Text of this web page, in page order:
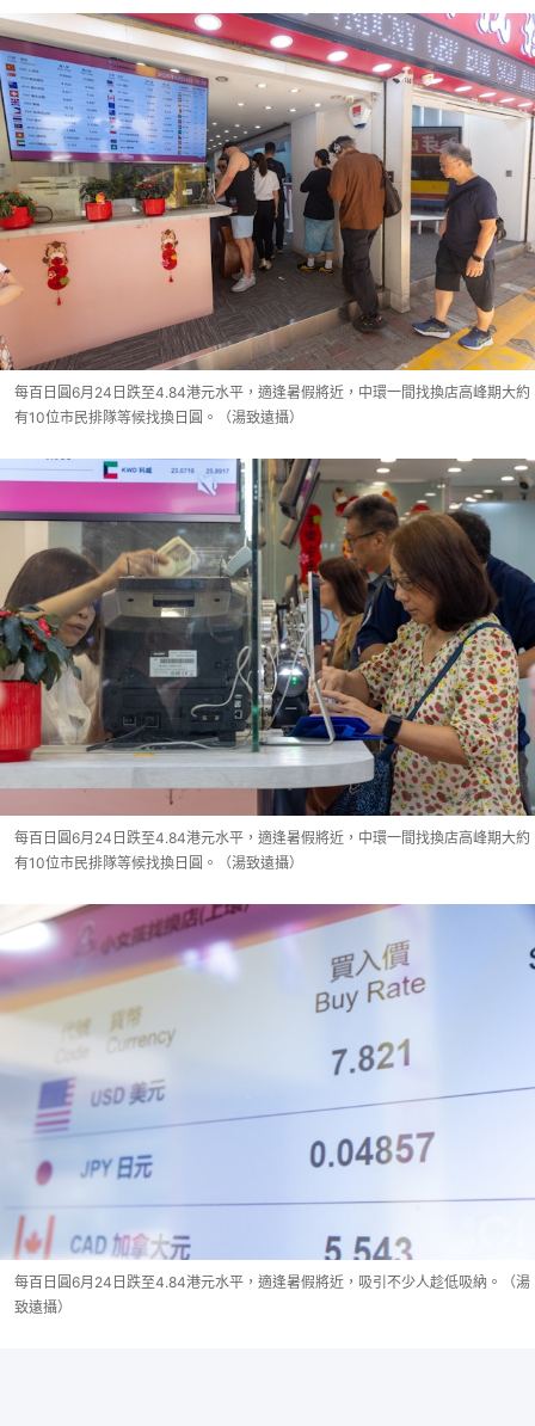
每百日圓6月24日跌至4.84港元水平，適逢暑假將近，中環一間找換店高峰期大約
有10位市民排隊等候找換日圓。（湯致遠攝）
每百日圓6月24日跌至4.84港元水平，適逢暑假將近，中環一間找換店高峰期大約
有10位市民排隊等候找換日圓。（湯致遠攝）
每百日圓6月24日跌至4.84港元水平，適逢暑假將近，吸引不少人趁低吸納。（湯
致遠攝）